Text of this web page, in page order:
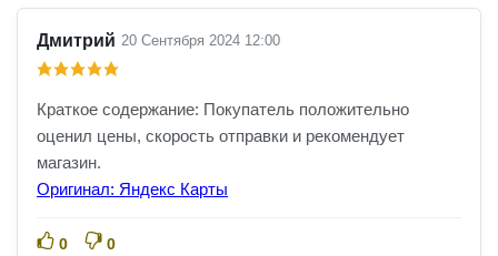
Дмитрий 20 Сентября 2024 12:00
Краткое содержание: Покупатель положительно
оценил цены, скорость отправки и рекомендует
магазин.
Оригинал: Яндекс Карты
0 0